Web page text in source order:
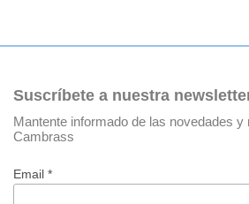
Suscríbete a nuestra
Mantente informado de las novedades
Cambrass
Email *